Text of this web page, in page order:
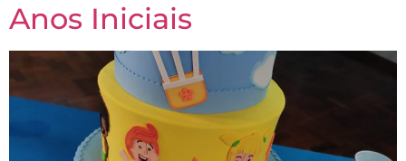
Anos Iniciais